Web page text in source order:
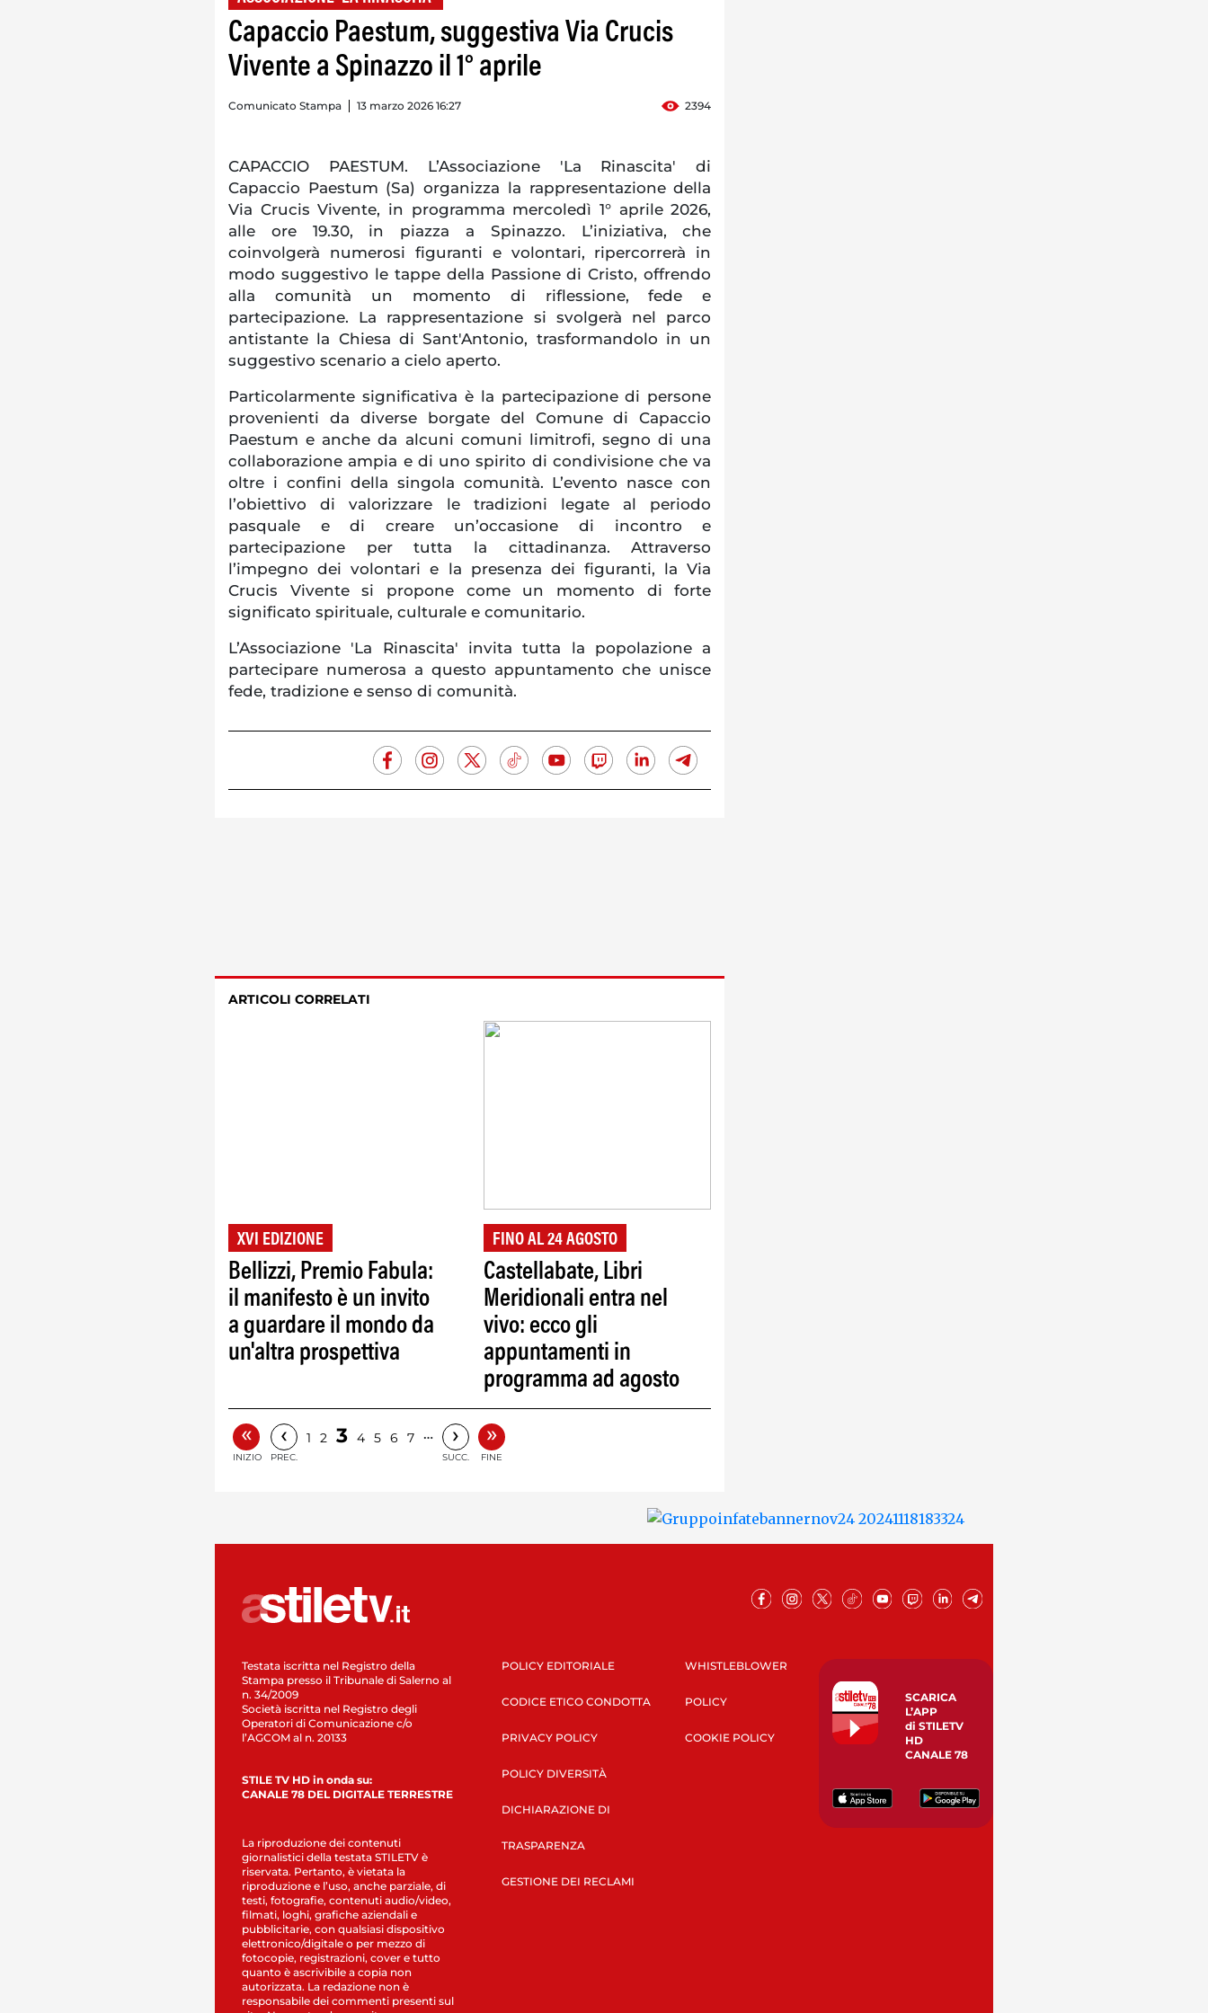
Capaccio Paestum, suggestiva Via Crucis
Vivente a Spinazzo il 1° aprile
Comunicato Stampa 13 marzo 2026 16:27 2394
CAPACCIO PAESTUM. L’Associazione 'La Rinascita' di
Capaccio Paestum (Sa) organizza la rappresentazione della
Via Crucis Vivente, in programma mercoledì 1° aprile 2026,
alle ore 19.30, in piazza a Spinazzo. L’iniziativa, che
coinvolgerà numerosi figuranti e volontari, ripercorrerà in
modo suggestivo le tappe della Passione di Cristo, offrendo
alla comunità un momento di riflessione, fede e
partecipazione. La rappresentazione si svolgerà nel parco
antistante la Chiesa di Sant'Antonio, trasformandolo in un
suggestivo scenario a cielo aperto.
Particolarmente significativa è la partecipazione di persone
provenienti da diverse borgate del Comune di Capaccio
Paestum e anche da alcuni comuni limitrofi, segno di una
collaborazione ampia e di uno spirito di condivisione che va
oltre i confini della singola comunità. L’evento nasce con
l’obiettivo di valorizzare le tradizioni legate al periodo
pasquale e di creare un’occasione di incontro e
partecipazione per tutta la cittadinanza. Attraverso
l’impegno dei volontari e la presenza dei figuranti, la Via
Crucis Vivente si propone come un momento di forte
significato spirituale, culturale e comunitario.
L’Associazione 'La Rinascita' invita tutta la popolazione a
partecipare numerosa a questo appuntamento che unisce
fede, tradizione e senso di comunità.
ARTICOLI CORRELATI
XVI EDIZIONE
Bellizzi, Premio Fabula:
il manifesto è un invito
a guardare il mondo da
un'altra prospettiva
FINO AL 24 AGOSTO
Castellabate, Libri
Meridionali entra nel
vivo: ecco gli
appuntamenti in
programma ad agosto
«
INIZIO
‹
PREC.
1 2 3 4 5 6 7 … ›
SUCC.
»
FINE
Testata iscritta nel Registro della
Stampa presso il Tribunale di Salerno al
n. 34/2009
Società iscritta nel Registro degli
Operatori di Comunicazione c/o
l’AGCOM al n. 20133
STILE TV HD in onda su:
CANALE 78 DEL DIGITALE TERRESTRE
La riproduzione dei contenuti
giornalistici della testata STILETV è
riservata. Pertanto, è vietata la
riproduzione e l’uso, anche parziale, di
testi, fotografie, contenuti audio/video,
filmati, loghi, grafiche aziendali e
pubblicitarie, con qualsiasi dispositivo
elettronico/digitale o per mezzo di
fotocopie, registrazioni, cover e tutto
quanto è ascrivibile a copia non
autorizzata. La redazione non è
responsabile dei commenti presenti sul
POLICY EDITORIALE
CODICE ETICO CONDOTTA
PRIVACY POLICY
POLICY DIVERSITÀ
DICHIARAZIONE DI
TRASPARENZA
GESTIONE DEI RECLAMI
WHISTLEBLOWER
POLICY
COOKIE POLICY
SCARICA
L’APP
di STILETV
HD
CANALE 78